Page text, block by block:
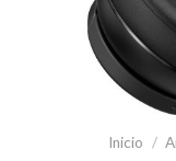
Inicio /